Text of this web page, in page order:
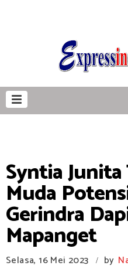
Syntia
Muda
Gerindra
Mapanget
Selasa, 16 Mei 2023 / by